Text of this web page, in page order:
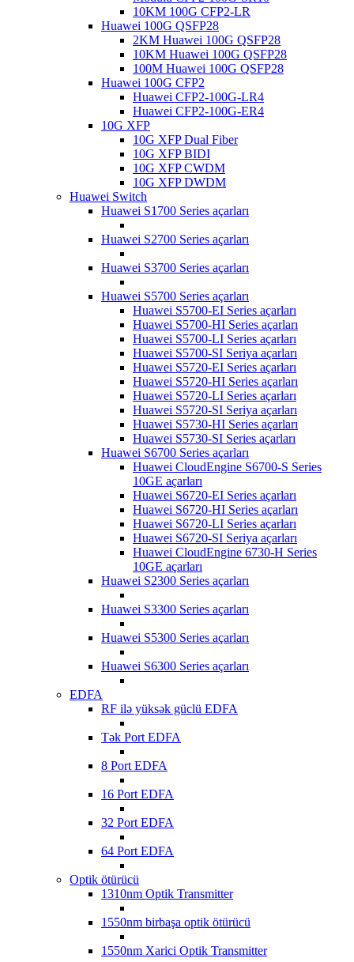
10KM 100G CFP2-LR
Huawei 100G QSFP28
2KM Huawei 100G QSFP28
10KM Huawei 100G QSFP28
100M Huawei 100G QSFP28
Huawei 100G CFP2
Huawei CFP2-100G-LR4
Huawei CFP2-100G-ER4
10G XFP
10G XFP Dual Fiber
10G XFP BIDI
10G XFP CWDM
10G XFP DWDM
Huawei Switch
Huawei S1700 Series açarları
Huawei S2700 Series açarları
Huawei S3700 Series açarları
Huawei S5700 Series açarları
Huawei S5700-EI Series açarları
Huawei S5700-HI Series açarları
Huawei S5700-LI Series açarları
Huawei S5700-SI Seriya açarları
Huawei S5720-EI Series açarları
Huawei S5720-HI Series açarları
Huawei S5720-LI Series açarları
Huawei S5720-SI Seriya açarları
Huawei S5730-HI Series açarları
Huawei S5730-SI Series açarları
Huawei S6700 Series açarları
Huawei CloudEngine S6700-S Series
10GE açarları
Huawei S6720-EI Series açarları
Huawei S6720-HI Series açarları
Huawei S6720-LI Series açarları
Huawei S6720-SI Seriya açarları
Huawei CloudEngine 6730-H Series
10GE açarları
Huawei S2300 Series açarları
Huawei S3300 Series açarları
Huawei S5300 Series açarları
Huawei S6300 Series açarları
EDFA
RF ilə yüksək güclü EDFA
Tək Port EDFA
8 Port EDFA
16 Port EDFA
32 Port EDFA
64 Port EDFA
Optik ötürücü
1310nm Optik Transmitter
1550nm birbaşa optik ötürücü
1550nm Xarici Optik Transmitter